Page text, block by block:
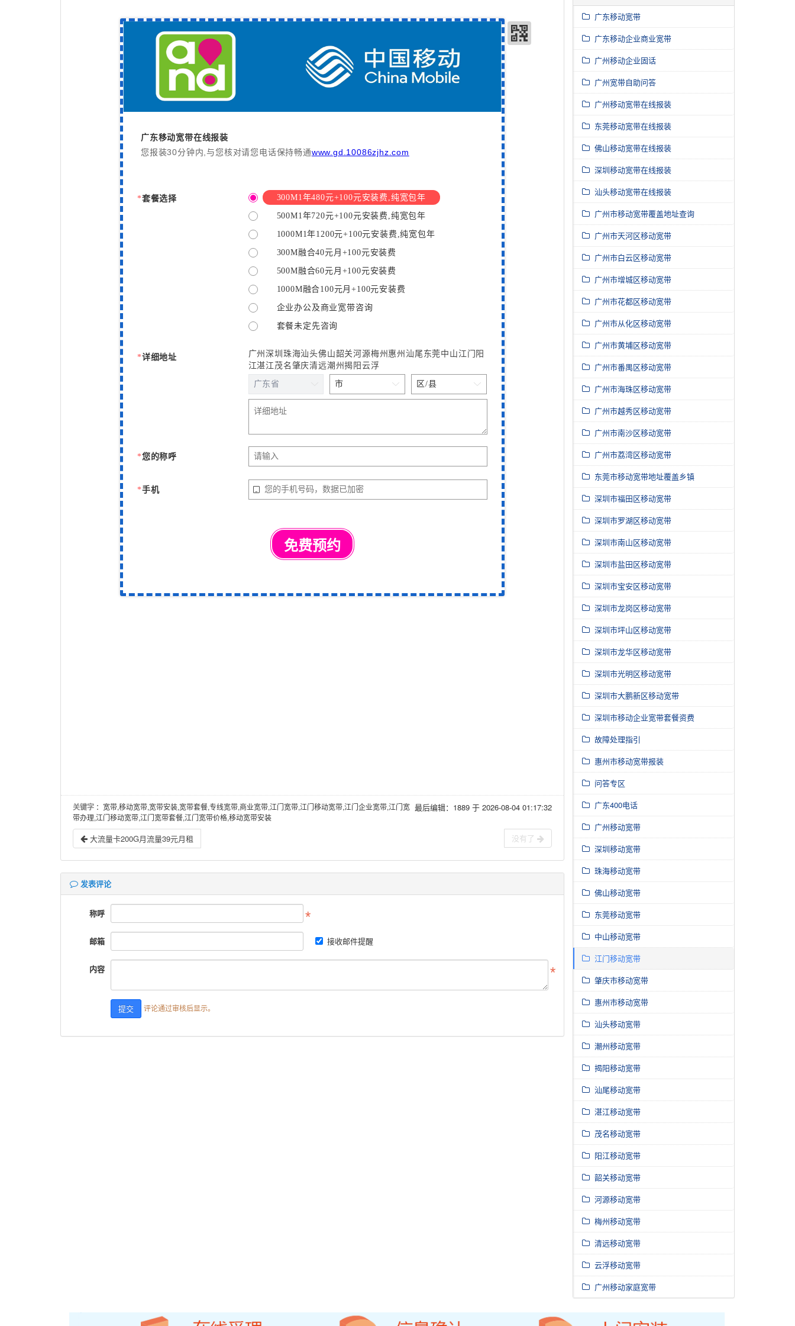
最后编辑：1889 于 2026-08-04 01:17:32
关键字 ：宽带,移动宽带,宽带安装,宽带套餐,专线宽带,商业宽带,江门宽带,江门移动宽带,江门企业宽带,江门宽
带办理,江门移动宽带,江门宽带套餐,江门宽带价格,移动宽带安装
大流量卡200G月流量39元月租 没有了
发表评论
称呼
邮箱 接收邮件提醒
内容
评论通过审核后显示。
广东移动宽带
广东移动企业商业宽带
广州移动企业固话
广州宽带自助问答
广州移动宽带在线报装
东莞移动宽带在线报装
佛山移动宽带在线报装
深圳移动宽带在线报装
汕头移动宽带在线报装
广州市移动宽带覆盖地址查询
广州市天河区移动宽带
广州市白云区移动宽带
广州市增城区移动宽带
广州市花都区移动宽带
广州市从化区移动宽带
广州市黄埔区移动宽带
广州市番禺区移动宽带
广州市海珠区移动宽带
广州市越秀区移动宽带
广州市南沙区移动宽带
广州市荔湾区移动宽带
东莞市移动宽带地址覆盖乡镇
深圳市福田区移动宽带
深圳市罗湖区移动宽带
深圳市南山区移动宽带
深圳市盐田区移动宽带
深圳市宝安区移动宽带
深圳市龙岗区移动宽带
深圳市坪山区移动宽带
深圳市龙华区移动宽带
深圳市光明区移动宽带
深圳市大鹏新区移动宽带
深圳市移动企业宽带套餐资费
故障处理指引
惠州市移动宽带报装
问答专区
广东400电话
广州移动宽带
深圳移动宽带
珠海移动宽带
佛山移动宽带
东莞移动宽带
中山移动宽带
江门移动宽带
肇庆市移动宽带
惠州市移动宽带
汕头移动宽带
潮州移动宽带
揭阳移动宽带
汕尾移动宽带
湛江移动宽带
茂名移动宽带
阳江移动宽带
韶关移动宽带
河源移动宽带
梅州移动宽带
清远移动宽带
云浮移动宽带
广州移动家庭宽带